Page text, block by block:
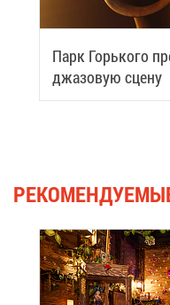
Парк Горь­ко­го
джа­зо­вую сце­ну